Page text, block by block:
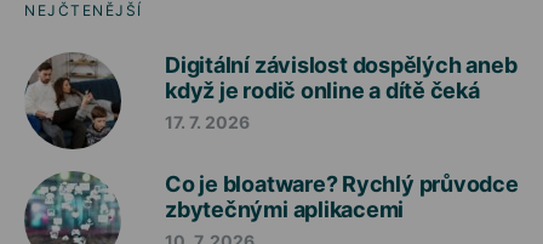
NEJČTENĚJŠÍ
Digitální závislost dospělých aneb
když je rodič online a dítě čeká
17. 7. 2026
Co je bloatware? Rychlý průvodce
zbytečnými aplikacemi